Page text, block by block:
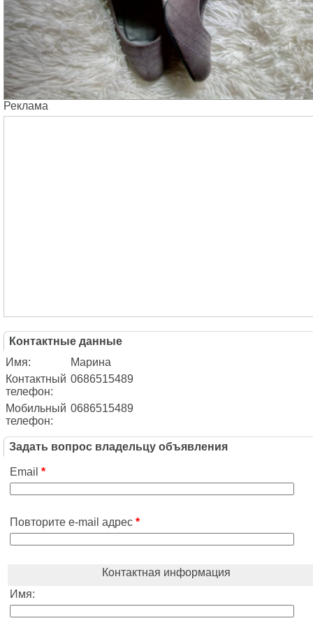
Реклама
Контактные данные
Имя:
Марина
Контактный
телефон:
0686515489
Мобильный
телефон:
0686515489
Задать вопрос владельцу объявления
Email *
Повторите e-mail адрес *
Контактная информация
Имя: